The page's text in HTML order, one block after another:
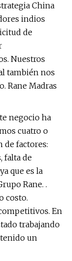
China
indios
de
Nuestros
también nos
Rane Madras
negocio ha
cuatro o
de factores:
falta de
que es la
Rane. .
costo.
En
trabajando
tenido un